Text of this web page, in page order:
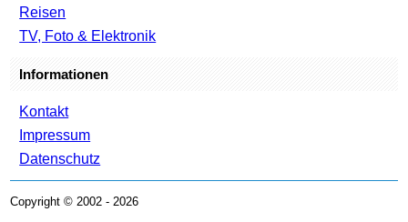
Reisen
TV, Foto & Elektronik
Informationen
Kontakt
Impressum
Datenschutz
Copyright © 2002 - 2026